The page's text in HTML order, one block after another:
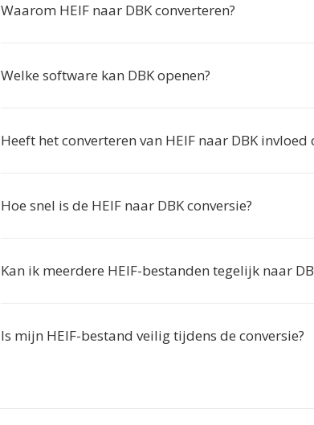
Waarom HEIF naar DBK converteren?
Welke software kan DBK openen?
Heeft het converteren van HEIF naar DBK
Hoe snel is de HEIF naar DBK conversie?
Kan ik meerdere HEIF-bestanden tegelijk naar
Is mijn HEIF-bestand veilig tijdens de conversie?